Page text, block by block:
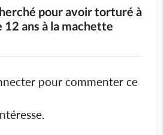
pour avoir torturé à
12 ans à la machette
pour commenter ce